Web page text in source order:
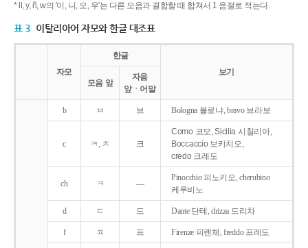
* ll, y, ñ, w의 '이, 니, 오, 우'는 다른 모음과 결합할 때 합쳐서 1 음절로 적는다.
표 3 이탈리아어 자모와 한글 대조표
자모
한글
보기
모음 앞
자음
앞ㆍ어말
b ㅂ 브 Bologna 볼로냐, bravo 브라보
c ㅋ, ㅊ 크
Como 코모, Sicilia 시칠리아,
Boccaccio 보카치오,
credo 크레도
ch ㅋ ―
Pinocchio 피노키오, cherubino
케루비노
d ㄷ 드 Dante 단테, drizza 드리차
f ㅍ 프 Firenze 피렌체, freddo 프레도